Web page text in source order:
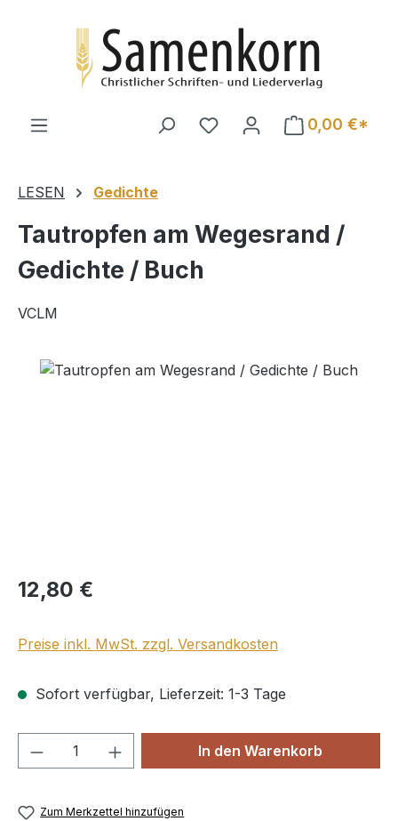
0,00 €*
LESEN Gedichte
Tautropfen am Wegesrand /
Gedichte / Buch
VCLM
Bildergalerie überspringen
Regulärer Preis:
12,80 €
Preise inkl. MwSt. zzgl. Versandkosten
Sofort verfügbar, Lieferzeit: 1-3 Tage
Produkt Anzahl: Gib denIn den Warenkorb
Zum Merkzettel hinzufügen